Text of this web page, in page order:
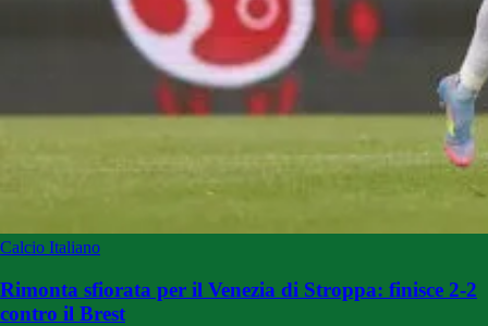
Calcio Italiano
Rimonta sfiorata per il Venezia di Stroppa: finisce 2-2
contro il Brest